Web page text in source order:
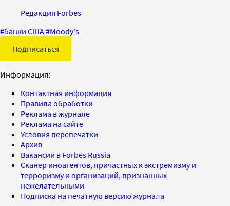
Редакция Forbes
#банки США#Moody's
Подписаться
Информация:
Контактная информация
Правила обработки
Реклама в журнале
Реклама на сайте
Условия перепечатки
Архив
Вакансии в Forbes Russia
Сканер иноагентов, причастных к экстремизму и
терроризму и организаций, признанных
нежелательными
Подписка на печатную версию журнала